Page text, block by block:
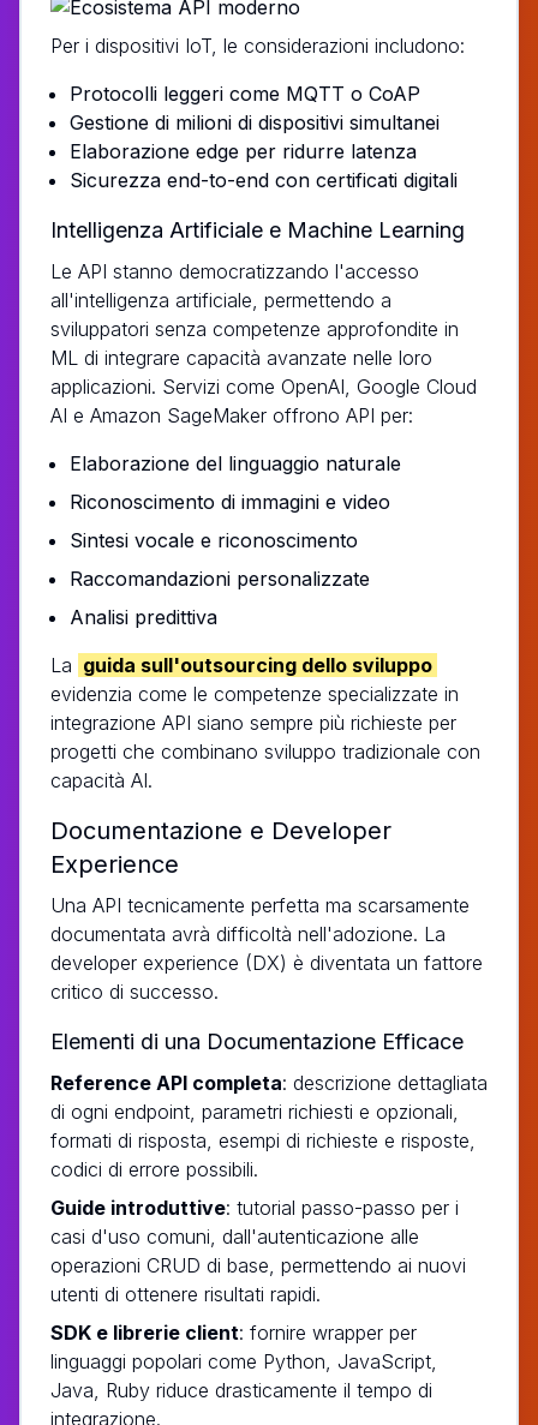
Per i dispositivi IoT, le considerazioni includono:
Protocolli leggeri come MQTT o CoAP
Gestione di milioni di dispositivi simultanei
Elaborazione edge per ridurre latenza
Sicurezza end-to-end con certificati digitali
Intelligenza Artificiale e Machine Learning
Le API stanno democratizzando l'accesso
all'intelligenza artificiale, permettendo a
sviluppatori senza competenze approfondite in
ML di integrare capacità avanzate nelle loro
applicazioni. Servizi come OpenAI, Google Cloud
AI e Amazon SageMaker offrono API per:
Elaborazione del linguaggio naturale
Riconoscimento di immagini e video
Sintesi vocale e riconoscimento
Raccomandazioni personalizzate
Analisi predittiva
La guida sull'outsourcing dello sviluppo
evidenzia come le competenze specializzate in
integrazione API siano sempre più richieste per
progetti che combinano sviluppo tradizionale con
capacità AI.
Documentazione e Developer
Experience
Una API tecnicamente perfetta ma scarsamente
documentata avrà difficoltà nell'adozione. La
developer experience (DX) è diventata un fattore
critico di successo.
Elementi di una Documentazione Efficace
Reference API completa: descrizione dettagliata
di ogni endpoint, parametri richiesti e opzionali,
formati di risposta, esempi di richieste e risposte,
codici di errore possibili.
Guide introduttive: tutorial passo-passo per i
casi d'uso comuni, dall'autenticazione alle
operazioni CRUD di base, permettendo ai nuovi
utenti di ottenere risultati rapidi.
SDK e librerie client: fornire wrapper per
linguaggi popolari come Python, JavaScript,
Java, Ruby riduce drasticamente il tempo di
integrazione.